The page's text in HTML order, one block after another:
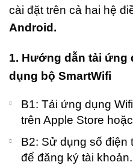
cài đặt trên cả hai hệ
Android.
1. Hướng dẫn tải ứng
dụng bộ SmartWifi
B1: Tải ứng dụng
trên Apple Store
B2: Sử dụng số điện
để đăng ký tài khoản.